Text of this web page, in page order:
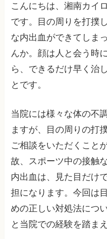
こんにちは、湘南カイ
です。目の周りを打撲
な内出血ができてしま
んか。顔は人と会う時
ら、できるだけ早く治
とです。
当院には様々な体の不
ますが、目の周りの打
ご相談をいただくこと
故、スポーツ中の接触
内出血は、見た目だけ
担になります。今回は
めの正しい対処法につ
と当院での経験を踏ま